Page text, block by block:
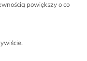
powiększy o co